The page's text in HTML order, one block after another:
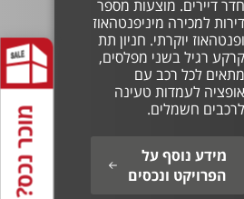
חדר דיירים. מוצעות מספר
דירות למכירה מיניפנטהאוז
ופנטהאוז יוקרתי. חניון תת
קרקע רגיל בשני מפלסים,
מתאים לכל רכב עם
אופציה לעמדות טעינה
לרכבים חשמלים.
מידע נוסף על
הפרויקט ונכסים
מוכר נכס?